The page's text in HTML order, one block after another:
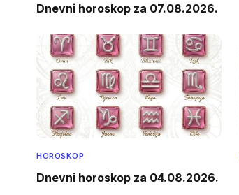
Dnevni horoskop za 07.08.2026.
HOROSKOP
Dnevni horoskop za 04.08.2026.